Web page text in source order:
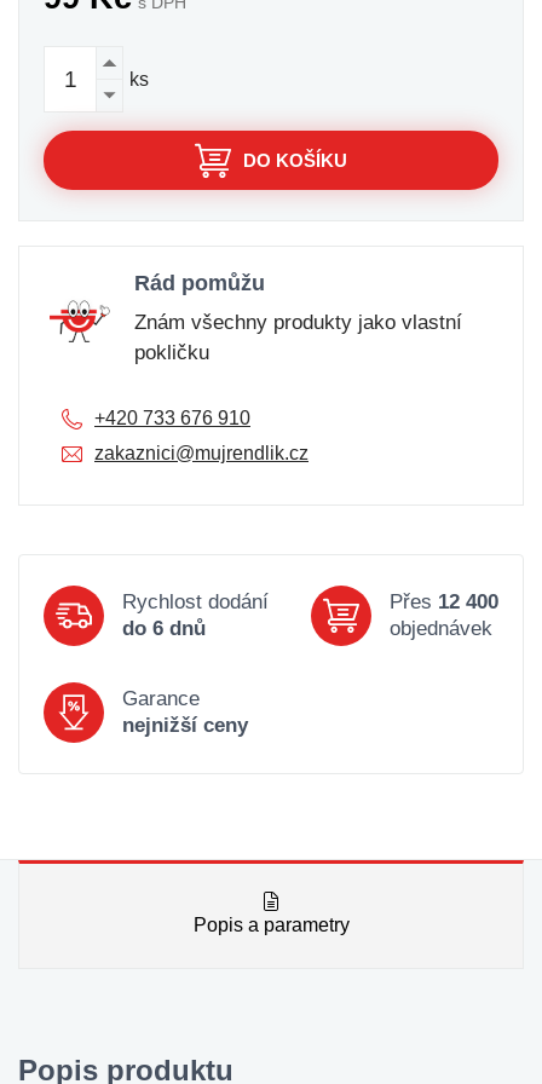
ks
DO KOŠÍKU
Rád pomůžu
Znám všechny produkty jako vlastní
pokličku
+420 733 676 910
zakaznici@mujrendlik.cz
Rychlost dodání
do 6 dnů
Přes 12 400
objednávek
Garance
nejnižší ceny
Popis a parametry
Popis produktu